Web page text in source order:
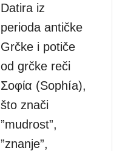
Datira iz
perioda antičke
Grčke i potiče
od grčke reči
Σοφία (Sophía),
što znači
”mudrost”,
”znanje”,